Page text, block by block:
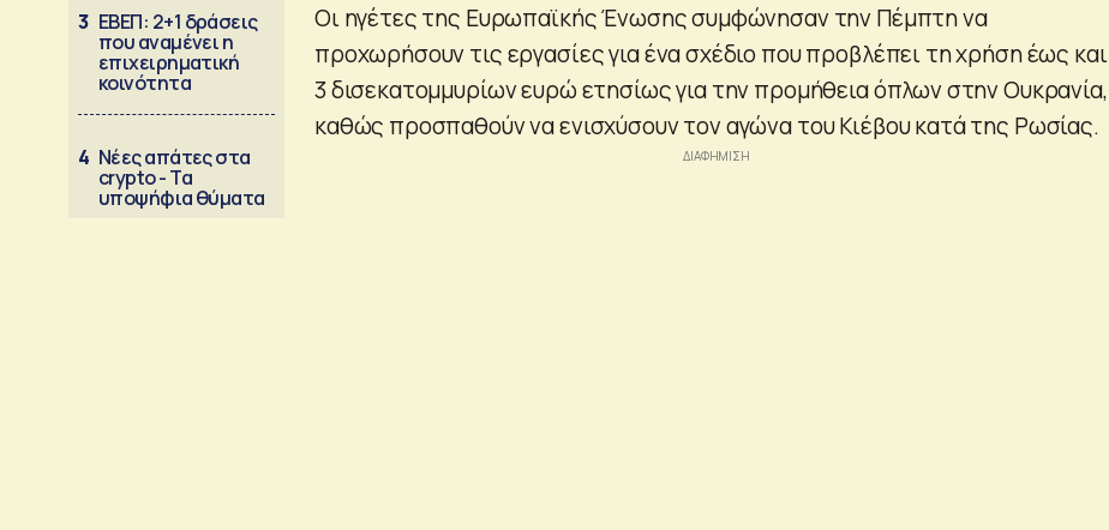
3 ΕΒΕΠ: 2+1 δράσεις
που αναμένει η
επιχειρηματική
κοινότητα
4 Νέες απάτες στα
crypto - Τα
υποψήφια θύματα
Οι ηγέτες της Ευρωπαϊκής Ένωσης συμφώνησαν την Πέμπτη να
προχωρήσουν τις εργασίες για ένα σχέδιο που προβλέπει τη χρήση έως και
3 δισεκατομμυρίων ευρώ ετησίως για την προμήθεια όπλων στην Ουκρανία,
καθώς προσπαθούν να ενισχύσουν τον αγώνα του Κιέβου κατά της Ρωσίας.